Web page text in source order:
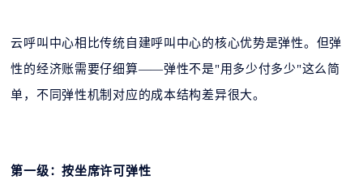
云呼叫中心相比传统自建呼叫中心的核心优势是弹性。但弹
性的经济账需要仔细算——弹性不是"用多少付多少"这么简
单，不同弹性机制对应的成本结构差异很大。
第一级：按坐席许可弹性